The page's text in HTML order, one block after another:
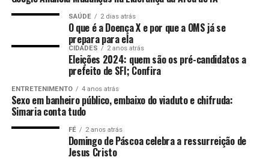
Alfândega do Porto de Vitória/ES para a Alfândega da
Receita Federal do Brasil do Porto do Rio de Janeiro –
ALF/RJO, de modo a não prejudicar o comércio exterior
com informações da assessoria de imprensa e
edição deNicolle Expósito
Costa/Arquivo Ales
SAÚDE 2 dias atrás
O que é a Doença X e por que a OMS já se
prepara para ela
CIDADES 2 anos atrás
Eleições 2024: quem são os pré-candidatos a
prefeito de SFI; Confira
ENTRETENIMENTO 4 anos atrás
Sexo em banheiro público, embaixo do viaduto e chifruda:
Simaria conta tudo
FÉ 2 anos atrás
Domingo de Páscoa celebra a ressurreição de
Jesus Cristo